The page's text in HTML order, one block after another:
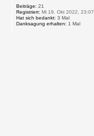
Beiträge: 21
Registriert: Mi 19. Okt 2022, 23:07
Hat sich bedankt: 3 Mal
Danksagung erhalten: 1 Mal